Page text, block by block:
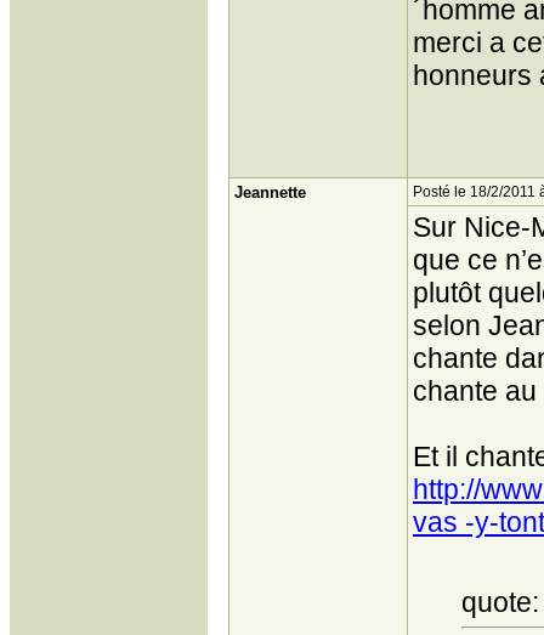
´homme
merci a
honneurs
Jeannette Posté le 18/2/2011
Sur Nice-
que ce
plutôt
selon
chante
chante
Et il
http://
vas -y-
quote: